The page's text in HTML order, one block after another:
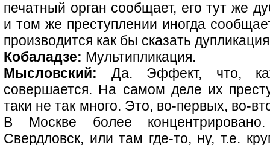
печатный орган сообщает, его тут же
и том же преступлении иногда
производится как бы сказать
Кобаладзе: Мультипликация.
Мысловский: Да. Эффект, что,
совершается. На самом деле их
таки не так много. Это, во-первых, во-
В Москве более концентрировано.
Свердловск, или там где-то, ну, т.е.